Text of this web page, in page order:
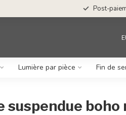
Post-
Lumière par pièce Fin de
suspendue